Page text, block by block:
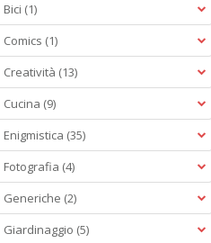
Bici (1)
Comics (1)
Creatività (13)
Cucina (9)
Enigmistica (35)
Fotografia (4)
Generiche (2)
Giardinaggio (5)